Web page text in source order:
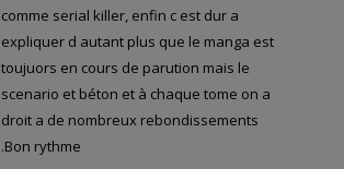
comme serial killer, enfin c est dur a
expliquer d autant plus que le manga est
toujuors en cours de parution mais le
scenario et béton et à chaque tome on a
droit a de nombreux rebondissements
.Bon rythme